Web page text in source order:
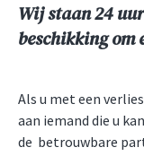
Wij staan 24
beschikking om
Als u met een
aan iemand die u
de betrouwbare